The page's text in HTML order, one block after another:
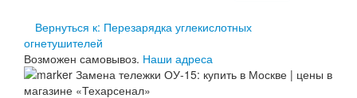
О нас
Статьи
Публичная оферта
Сертификаты
Вопрос-Ответ
Вернуться к: Перезарядка углекислотных
огнетушителей
Возможен самовывоз. Наши адреса